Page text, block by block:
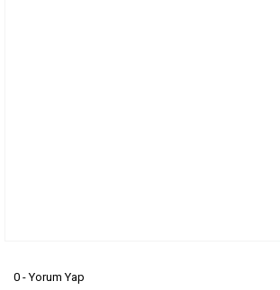
0 - Yorum Yap